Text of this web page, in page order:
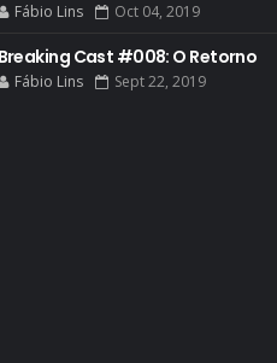
REAL
ELEMENTS
Fábio Lins Oct 04, 2019
Breaking Cast #008: O Retorno
Fábio Lins Sept 22, 2019